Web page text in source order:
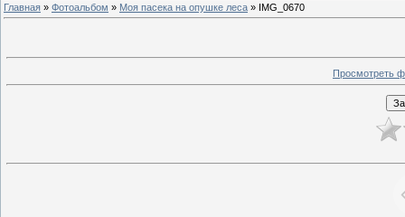
Главная » Фотоальбом » Моя пасека на опушке леса » IMG_0670
Просмотреть